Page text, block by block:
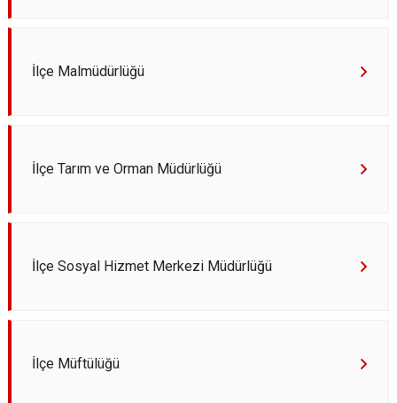
İlçe Malmüdürlüğü
İlçe Tarım ve Orman Müdürlüğü
İlçe Sosyal Hizmet Merkezi Müdürlüğü
İlçe Müftülüğü